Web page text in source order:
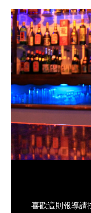
喜歡這則報導請